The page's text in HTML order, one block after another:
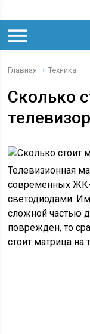
Главная › Техника
Сколько
Телевизионная
современных
светодиодами.
сложной частью
поврежден, то
стоит матрица на